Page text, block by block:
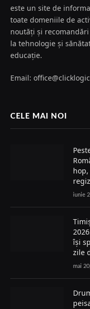
este un site de
toate domeniile de
noutăți și
la tehnologie și
educație.
Email:
CELE MAI NOI
iunie
își
zile
mai